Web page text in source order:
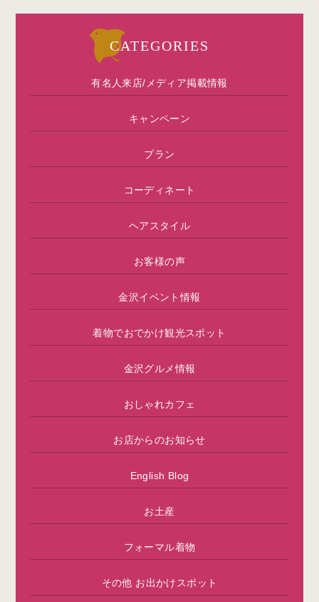
CATEGORIES
有名人来店/メディア掲載情報
キャンペーン
プラン
コーディネート
ヘアスタイル
お客様の声
金沢イベント情報
着物でおでかけ観光スポット
金沢グルメ情報
おしゃれカフェ
お店からのお知らせ
English Blog
お土産
フォーマル着物
その他 お出かけスポット